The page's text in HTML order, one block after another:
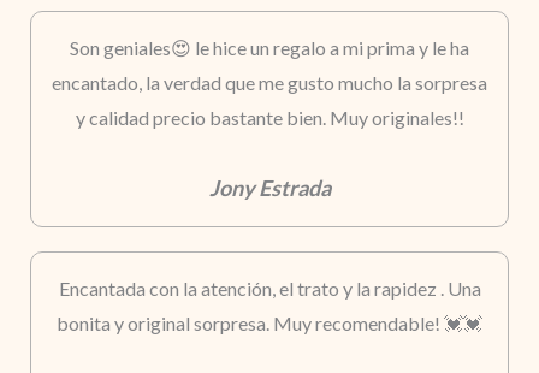
Son geniales😍 le hice un regalo a mi prima y le ha
encantado, la verdad que me gusto mucho la sorpresa
y calidad precio bastante bien. Muy originales!!
Jony Estrada
Encantada con la atención, el trato y la rapidez . Una
bonita y original sorpresa. Muy recomendable! 💓💓